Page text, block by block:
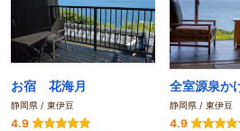
お宿 花海月
静岡県 / 東伊豆
4.9
静岡県 / 東伊豆
4.9